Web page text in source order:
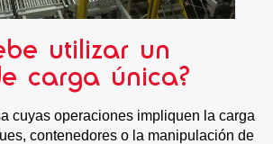
utilizar un
carga única?
cuyas operaciones impliquen la carga
contenedores o la manipulación de